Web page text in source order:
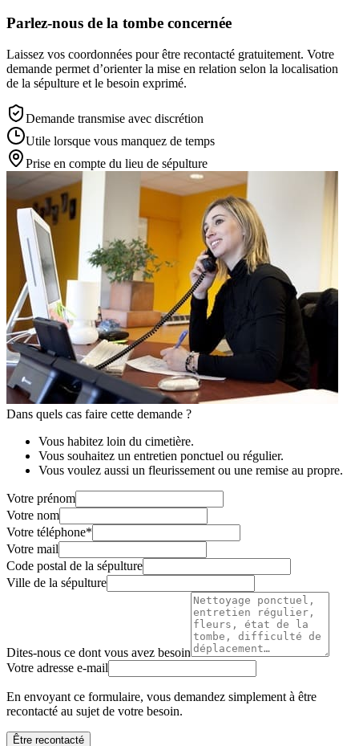
Parlez-nous de la tombe concernée
Laissez vos coordonnées pour être recontacté gratuitement. Votre
demande permet d’orienter la mise en relation selon la localisation
de la sépulture et le besoin exprimé.
Demande transmise avec discrétion
Utile lorsque vous manquez de temps
Prise en compte du lieu de sépulture
Dans quels cas faire cette demande ?
Vous habitez loin du cimetière.
Vous souhaitez un entretien ponctuel ou régulier.
Vous voulez aussi un fleurissement ou une remise au propre.
Votre prénom
Votre nom
Votre téléphone*
Votre mail
Code postal de la sépulture
Ville de la sépulture
Dites-nous ce dont vous avez besoin
Votre adresse e-mail
En envoyant ce formulaire, vous demandez simplement à être
recontacté au sujet de votre besoin.
Être recontacté